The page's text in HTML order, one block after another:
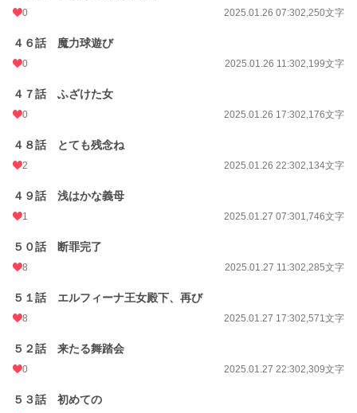
0 2025.01.26 07:302,250文字
４６話 魔力球遊び
0 2025.01.26 11:302,199文字
４７話 ふざけた女
0 2025.01.26 17:302,176文字
４８話 とても残念ね
2 2025.01.26 22:302,134文字
４９話 浅はかな義母
1 2025.01.27 07:301,746文字
５０話 断罪完了
8 2025.01.27 11:302,285文字
５１話 エルフィーナ王女殿下、再び
8 2025.01.27 17:302,571文字
５２話 来たる舞踏会
0 2025.01.27 22:302,309文字
５３話 初めての